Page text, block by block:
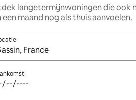
langetermijnwoningen die ook
een maand nog als thuis aanvoelen.
er suggesties beschikbaar zijn,